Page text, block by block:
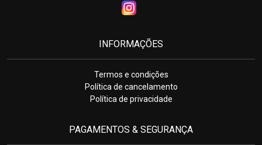
INFORMAÇÕES
Termos e condições
Política de cancelamento
Política de privacidade
PAGAMENTOS & SEGURANÇA